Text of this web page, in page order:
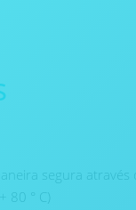
segura através
80 ° C)